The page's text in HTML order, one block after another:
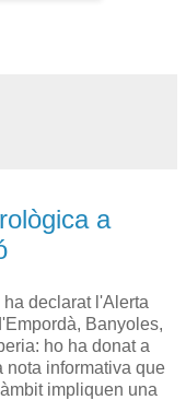
a
ha declarat l'Alerta
Banyoles,
ho ha donat a
nota informativa que
impliquen una